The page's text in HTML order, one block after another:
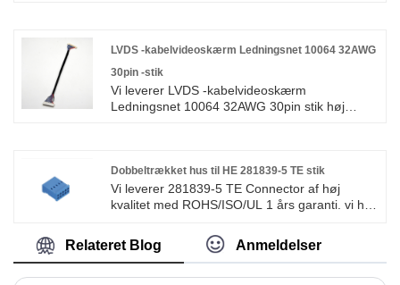
amerikanske marked. Vi forventer at blive din
langsigtede partner i Kina.
LVDS -kabelvideoskærm Ledningsnet 10064 32AWG
30pin -stik
Vi leverer LVDS -kabelvideoskærm
Ledningsnet 10064 32AWG 30pin stik høj
Asien, Europa og Amerika. Vi forventer at blive
din langsigtede partner i Kina.
Dobbeltrækket hus til HE 281839-5 TE stik
Vi leverer 281839-5 TE Connector af høj
kvalitet med ROHS/ISO/UL 1 års garanti. vi har
over 10 år, der dækker det meste af det
asiatiske, Europa og det amerikanske marked.
Relateret Blog Anmeldelser